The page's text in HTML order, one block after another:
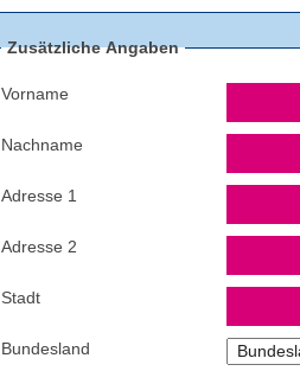
Zusätzliche Angaben
Vorname
Nachname
Adresse 1
Adresse 2
Stadt
Bundesland